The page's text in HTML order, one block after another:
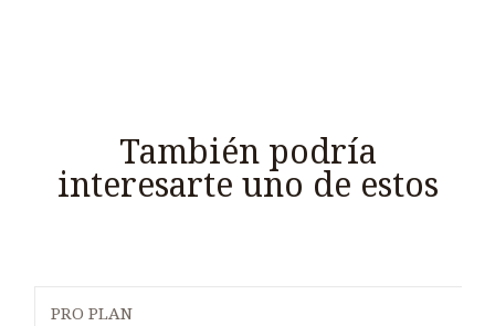
También podría
interesarte uno de estos
PRO PLAN